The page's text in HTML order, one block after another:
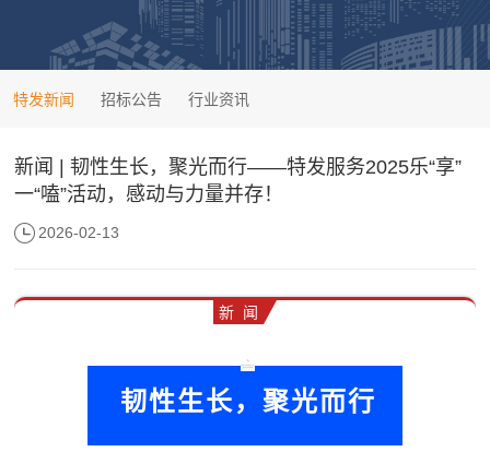
特发新闻 招标公告 行业资讯
新闻 | 韧性生长，聚光而行——特发服务2025乐“享”
一“嗑”活动，感动与力量并存！
2026-02-13
新 闻
韧性生长，聚光而行